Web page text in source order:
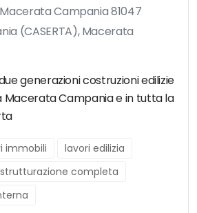
Macerata Campania 81047
(CASERTA), Macerata
generazioni costruzioni edilizie
Macerata Campania e in tutta la
immobili
lavori edilizia
completa